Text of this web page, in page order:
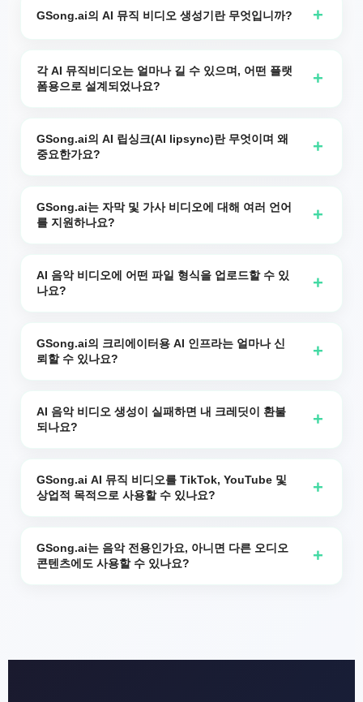
된 비디오가 가사나 문장의 중간에서 끝날 수 있습니다. 또한
여성 보컬이 있는데 사진이 남성인 경우, 비디오는 여성 보컬
로 노래하는 남성처럼 보일 수 있습니다.
으로 뮤직비디오를 생성할 수 있습니다. 오디오 언어 드롭다
GSong.ai의 AI 뮤직 비디오 생성기란 무엇입니까? +
한 장의 사진 또는 아바타를 짧은 세로형 영상으로 바꿉니다.
당사의 AI 립싱크 엔진은 당신의 사진을 노래하거나 말하게
립, 소셜 미디어용 가상 가수 콘텐츠를 빠르게 만들 수 있게
합니다.
각 AI 뮤직비디오는 얼마나 길 수 있으며, 어떤 플랫
폼용으로 설계되었나요?
+
TikTok, YouTube Shorts, Instagram Reels, Facebook
Stories 및 기타 세로형 비디오 피드와 같은 숏폼 플랫폼을
GSong.ai의 AI 립싱크(AI lipsync)란 무엇이며 왜
중요한가요?
+
자연스럽게 움직이게 하는 당사의 기술입니다. 이 기술은 노
래나 음성의 리듬과 발음을 분석하여 입 모양, 표정 및 타이
성합니다.
GSong.ai는 자막 및 가사 비디오에 대해 여러 언어
를 지원하나요?
+
독일어, 네덜란드어, 이탈리아어, 스웨덴어, 노르웨이어, 체
코어, 폴란드어, 루마니아어, 헝가리어, 터키어, 아랍어, 히브
AI 음악 비디오에 어떤 파일 형식을 업로드할 수 있
나요?
+
PNG와 같은 표준 이미지 형식을 업로드할 수 있습니다. 최
상의 결과를 위해 얼굴이 선명하게 보이는 세로 사진 또는 아
GSong.ai의 크리에이터용 AI 인프라는 얼마나 신
뢰할 수 있나요?
+
엔진에서 200,000건 이상의 비디오 및 자막 작업을 처리했
습니다. 이는 크리에이터에게 빠른 시작 시간, 여러 실행에
AI 음악 비디오 생성이 실패하면 내 크레딧이 환불
되나요?
+
실패한 경우, 해당 시도에 사용된 크레딧은 자동으로 귀하의
계정으로 반환됩니다.
GSong.ai AI 뮤직 비디오를 TikTok, YouTube 및
상업적 목적으로 사용할 수 있나요?
+
랫폼에서 AI 음악 비디오를 사용할 수 있으며 많은 상업적 상
황도 포함됩니다. 다만, 비디오에 표시된 이미지, 오디오, 로
GSong.ai는 음악 전용인가요, 아니면 다른 오디오
콘텐츠에도 사용할 수 있나요?
+